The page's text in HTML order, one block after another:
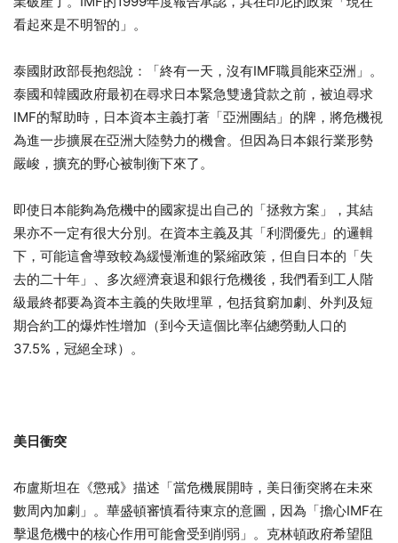
看起來是不明智的」。
泰國財政部長抱怨說：「終有一天，沒有IMF職員能來亞洲」。
泰國和韓國政府最初在尋求日本緊急雙邊貸款之前，被迫尋求
IMF的幫助時，日本資本主義打著「亞洲團結」的牌，將危機視
為進一步擴展在亞洲大陸勢力的機會。但因為日本銀行業形勢
嚴峻，擴充的野心被制衡下來了。
即使日本能夠為危機中的國家提出自己的「拯救方案」，其結
果亦不一定有很大分別。在資本主義及其「利潤優先」的邏輯
下，可能這會導致較為緩慢漸進的緊縮政策，但自日本的「失
去的二十年」、多次經濟衰退和銀行危機後，我們看到工人階
級最終都要為資本主義的失敗埋單，包括貧窮加劇、外判及短
期合約工的爆炸性增加（到今天這個比率佔總勞動人口的
37.5%，冠絕全球）。
美日衝突
布盧斯坦在《懲戒》描述「當危機展開時，美日衝突將在未來
數周內加劇」。華盛頓審慎看待東京的意圖，因為「擔心IMF在
擊退危機中的核心作用可能會受到削弱」。克林頓政府希望阻